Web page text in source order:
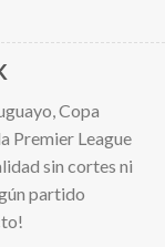
Copa
Premier League
sin cortes ni
partido